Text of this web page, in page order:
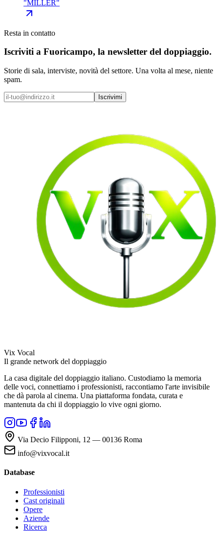
"MILLER"
Resta in contatto
Iscriviti a Fuoricampo, la newsletter del doppiaggio.
Storie di sala, interviste, novità del settore. Una volta al mese, niente
spam.
Iscrivimi
Vix Vocal
Il grande network del doppiaggio
La casa digitale del doppiaggio italiano. Custodiamo la memoria
delle voci, connettiamo i professionisti, raccontiamo l'arte invisibile
che dà parola al cinema. Una piattaforma fondata, curata e
mantenuta da chi il doppiaggio lo vive ogni giorno.
Via Decio Filipponi, 12 — 00136 Roma
info@vixvocal.it
Database
Professionisti
Cast originali
Opere
Aziende
Ricerca